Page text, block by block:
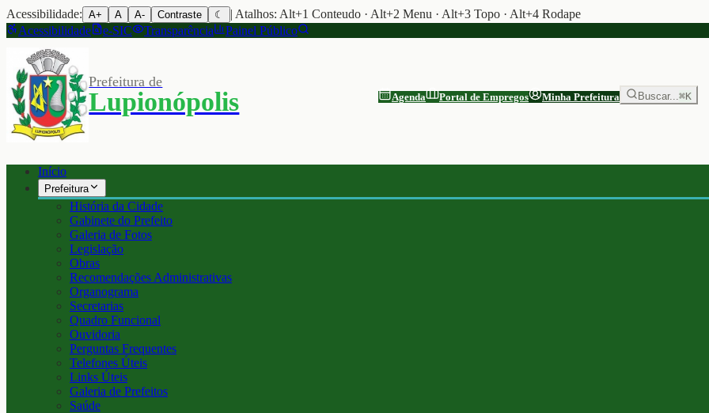
Acessibilidade: A+ A A- Contraste ☾
| Atalhos: Alt+1 Conteudo · Alt+2 Menu · Alt+3 Topo · Alt+4 Rodape
Acessibilidade
e-SIC Transparência Painel Público
Prefeitura de
Lupionópolis Agenda Portal de Empregos Minha Prefeitura Buscar...⌘K
Início
Prefeitura
História da Cidade
Gabinete do Prefeito
Galeria de Fotos
Legislação
Obras
Recomendações Administrativas
Organograma
Secretarias
Quadro Funcional
Ouvidoria
Perguntas Frequentes
Telefones Úteis
Links Úteis
Galeria de Prefeitos
Saúde